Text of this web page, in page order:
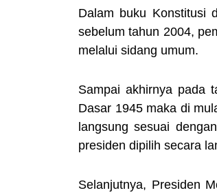
Dalam buku Konstitusi
sebelum tahun 2004,
melalui sidang umum.
Sampai akhirnya pada
Dasar 1945 maka di
langsung sesuai
presiden dipilih secara
Selanjutnya, Presiden